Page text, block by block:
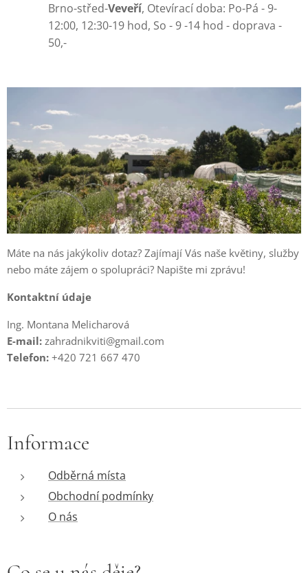
Brno-střed-Veveří, Otevírací doba: Po-Pá - 9-
12:00, 12:30-19 hod, So - 9 -14 hod - doprava -
50,-
Máte na nás jakýkoliv dotaz? Zajímají Vás naše květiny, služby
nebo máte zájem o spolupráci? Napište mi zprávu!
Kontaktní údaje
Ing. Montana Melicharová
E-mail: zahradnikviti@gmail.com
Telefon: +420 721 667 470
Informace
Odběrná místa
Obchodní podmínky
O nás